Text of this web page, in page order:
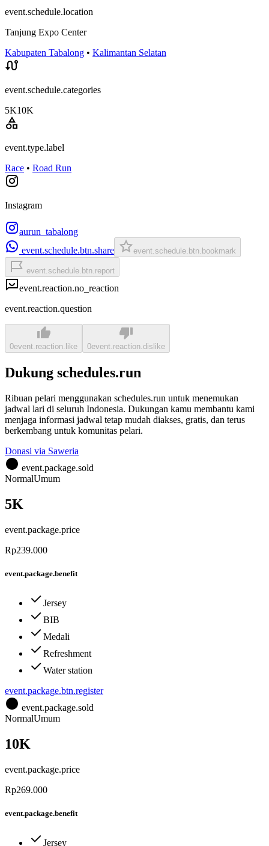
event.schedule.location
Tanjung Expo Center
Kabupaten Tabalong • Kalimantan Selatan
event.schedule.categories
5K10K
event.type.label
Race • Road Run
Instagram
aurun_tabalong
event.schedule.btn.share
event.schedule.btn.bookmark
event.schedule.btn.report
event.reaction.no_reaction
event.reaction.question
0event.reaction.like 0event.reaction.dislike
Dukung schedules.run
Ribuan pelari menggunakan schedules.run untuk menemukan
jadwal lari di seluruh Indonesia. Dukungan kamu membantu kami
menjaga informasi jadwal tetap mudah diakses, gratis, dan terus
berkembang untuk komunitas pelari.
Donasi via Saweria
event.package.sold
NormalUmum
5K
event.package.price
Rp239.000
event.package.benefit
Jersey
BIB
Medali
Refreshment
Water station
event.package.btn.register
event.package.sold
NormalUmum
10K
event.package.price
Rp269.000
event.package.benefit
Jersey